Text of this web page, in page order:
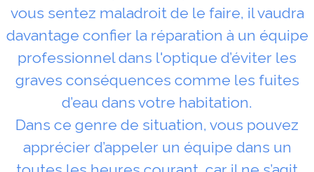
vous sentez maladroit de le faire, il vaudra
davantage confier la réparation à un équipe
professionnel dans l'optique d’éviter les
graves conséquences comme les fuites
d’eau dans votre habitation.
Dans ce genre de situation, vous pouvez
apprécier d’appeler un équipe dans un